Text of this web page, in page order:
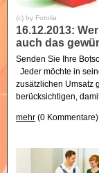
(c) by Fotolia
16.12.2013:
auch das
Senden Sie Ihre
Jeder möchte in
zusätzlichen Umsatz
berücksichtigen,
mehr (0 Kommentare)